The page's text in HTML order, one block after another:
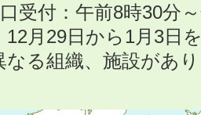
受付：午前8時30分
12月29日から1月3日
る組織、施設があ